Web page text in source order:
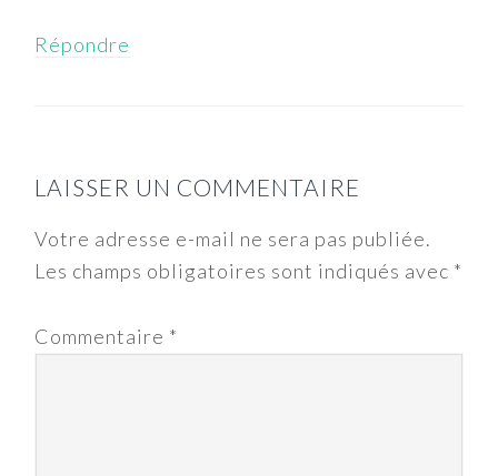
Répondre
LAISSER UN COMMENTAIRE
Votre adresse e-mail ne sera pas publiée.
Les champs obligatoires sont indiqués avec *
Commentaire *